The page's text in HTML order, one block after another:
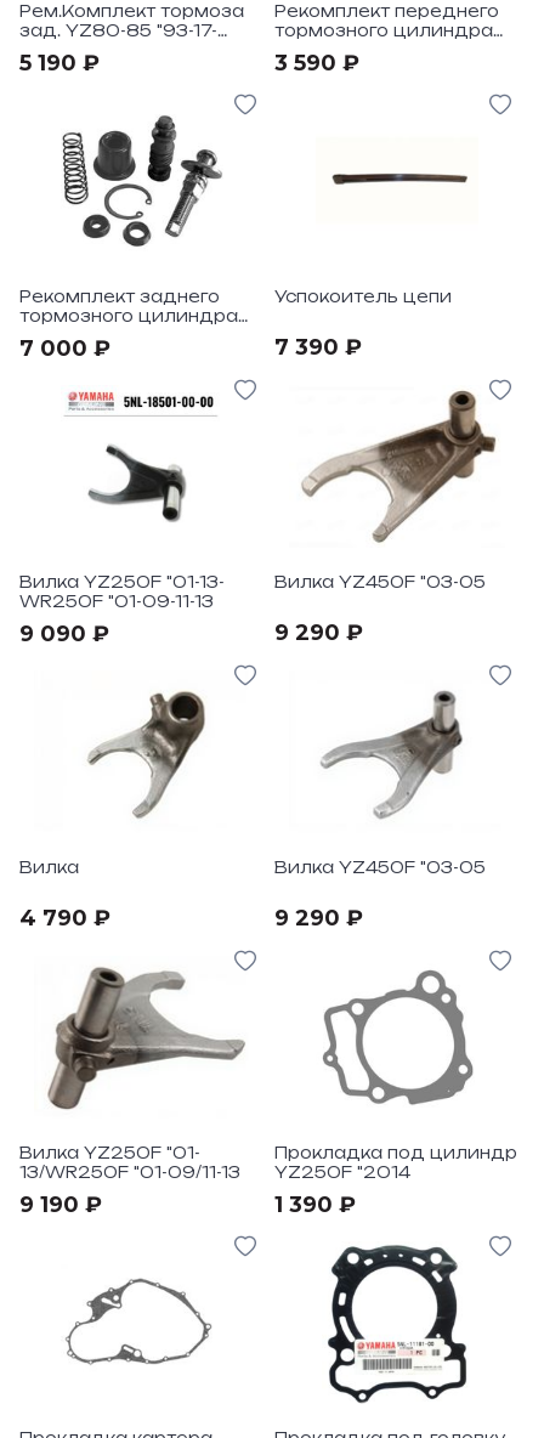
Рем.Комплект тормоза
зад. YZ80-85 "93-17-
5 190 ₽
Рекомплект переднего
тормозного цилиндра
3 590 ₽
Рекомплект заднего
тормозного цилиндра
WR250-450F "2003-17
7 000 ₽
Успокоитель цепи
7 390 ₽
Вилка YZ250F "01-13-
WR250F "01-09-11-13
9 090 ₽
Вилка YZ450F "03-05
9 290 ₽
Вилка
4 790 ₽
Вилка YZ450F "03-05
9 290 ₽
Вилка YZ250F "01-
13/WR250F "01-09/11-13
9 190 ₽
Прокладка под цилиндр
YZ250F "2014
1 390 ₽